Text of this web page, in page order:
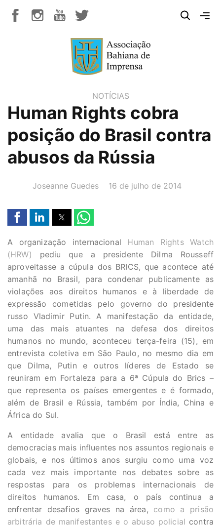
NOTÍCIAS
Human Rights cobra
posição do Brasil contra
abusos da Rússia
AUTOR(A):
Joseanne Guedes DATA:
16 de julho de 2014
A organização internacional Human Rights Watch
(HRW) pediu que a presidente Dilma Rousseff
aproveitasse a cúpula dos BRICS, que acontece até
amanhã no Brasil, para condenar publicamente as
violações aos direitos humanos e à liberdade de
expressão cometidas pelo governo do presidente
russo Vladimir Putin. A manifestação da entidade,
uma das mais atuantes na defesa dos direitos
humanos no mundo, aconteceu terça-feira (15), em
entrevista coletiva em São Paulo, no mesmo dia em
que Dilma, Putin e outros líderes de Estado se
reuniram em Fortaleza para a 6ª Cúpula do Brics –
que representa os países emergentes e é formado,
além de Brasil e Rússia, também por Índia, China e
África do Sul.
A entidade avalia que o Brasil está entre as
democracias mais influentes nos assuntos regionais e
globais, e nos últimos anos surgiu como uma voz
cada vez mais importante nos debates sobre as
respostas para os problemas internacionais de
direitos humanos. Em casa, o país continua a
enfrentar desafios graves na área, como a prisão
arbitrária de manifestantes e o abuso policial contra